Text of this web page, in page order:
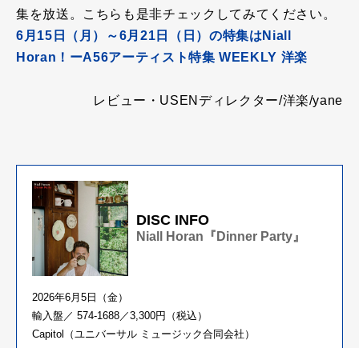
集を放送。こちらも是非チェックしてみてください。
6月15日（月）～6月21日（日）の特集はNiall
Horan！ーA56アーティスト特集 WEEKLY 洋楽
レビュー・USENディレクター/洋楽/yane
DISC INFO
Niall Horan『Dinner Party』
2026年6月5日（金）
輸入盤／ 574-1688／3,300円（税込）
Capitol（ユニバーサル ミュージック合同会社）